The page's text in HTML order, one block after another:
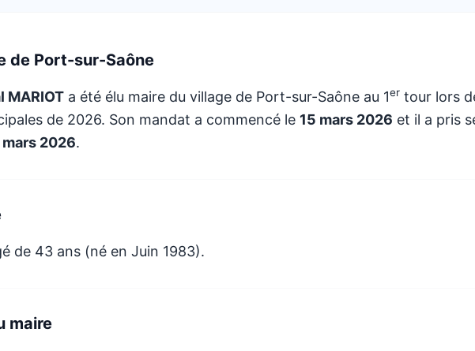
de Port-sur-Saône
MARIOT a été élu maire du village de Port-sur-Saône au 1er tour lors
de 2026. Son mandat a commencé le 15 mars 2026 et il a pris
mars 2026.
de 43 ans (né en Juin 1983).
maire